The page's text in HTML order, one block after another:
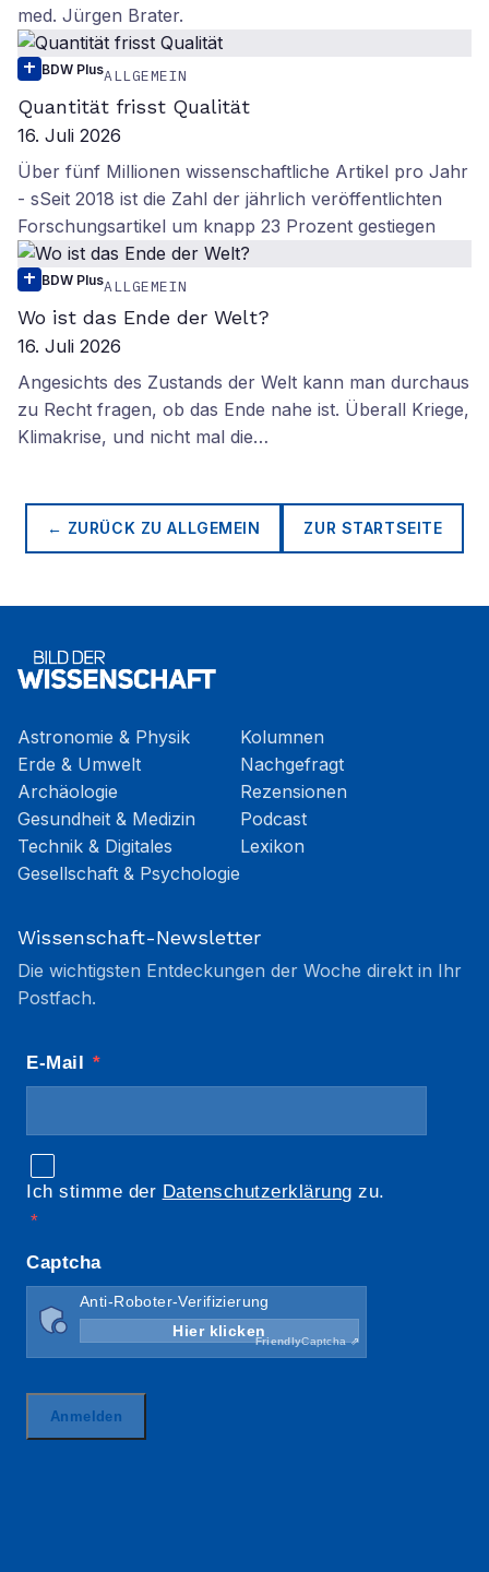
med. Jürgen Brater.
BDW PlusALLGEMEIN
Quantität frisst Qualität
16. Juli 2026
Über fünf Millionen wissenschaftliche Artikel pro Jahr
- sSeit 2018 ist die Zahl der jährlich veröffentlichten
Forschungsartikel um knapp 23 Prozent gestiegen
BDW PlusALLGEMEIN
Wo ist das Ende der Welt?
16. Juli 2026
Angesichts des Zustands der Welt kann man durchaus
zu Recht fragen, ob das Ende nahe ist. Überall Kriege,
Klimakrise, und nicht mal die…
← ZURÜCK ZUALLGEMEIN ZUR STARTSEITE
Astronomie & Physik
Erde & Umwelt
Archäologie
Gesundheit & Medizin
Technik & Digitales
Gesellschaft & Psychologie
Kolumnen
Nachgefragt
Rezensionen
Podcast
Lexikon
Wissenschaft-Newsletter
Die wichtigsten Entdeckungen der Woche direkt in Ihr
Postfach.